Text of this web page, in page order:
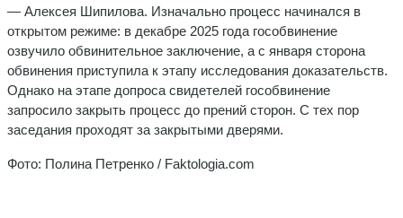
— Алексея Шипилова. Изначально процесс начинался в
открытом режиме: в декабре 2025 года гособвинение
озвучило обвинительное заключение, а с января сторона
обвинения приступила к этапу исследования доказательств.
Однако на этапе допроса свидетелей гособвинение
запросило закрыть процесс до прений сторон. С тех пор
заседания проходят за закрытыми дверями.
Фото: Полина Петренко / Faktologia.com